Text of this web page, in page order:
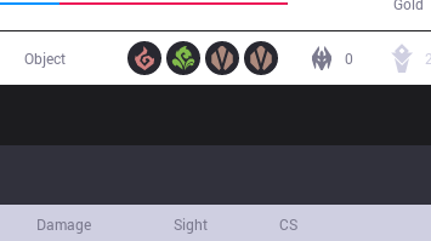
2
0
Object
Damage Sight CS